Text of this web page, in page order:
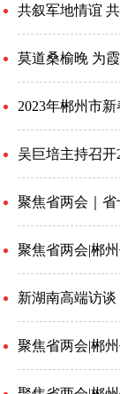
共叙军地情谊
莫道桑榆晚 为
2023年郴州市
吴巨培主持召开
聚焦省两会｜省
新湖南高端访